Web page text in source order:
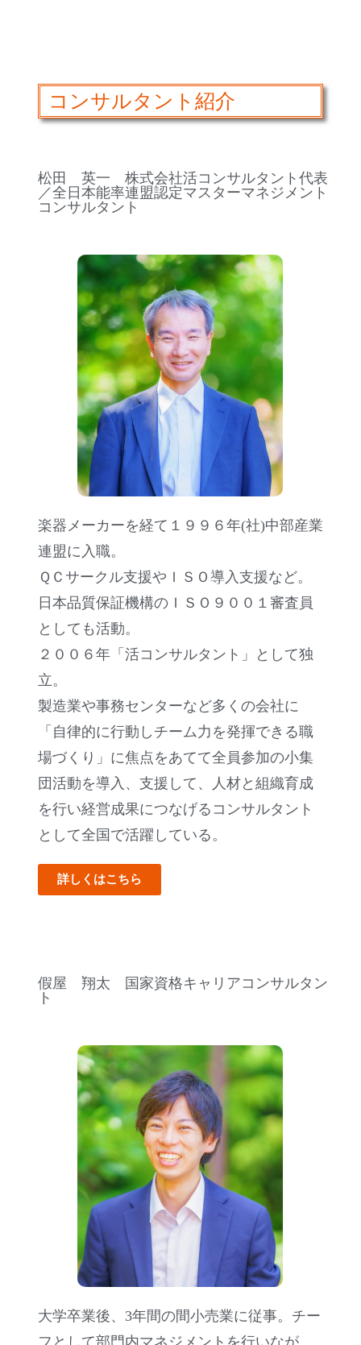
コンサルタント紹介
松田 英一 株式会社活コンサルタント代表
／全日本能率連盟認定マスターマネジメント
コンサルタント
楽器メーカーを経て１９９６年(社)中部産業
連盟に入職。
ＱＣサークル支援やＩＳＯ導入支援など。
日本品質保証機構のＩＳＯ９００１審査員
としても活動。
２００６年「活コンサルタント」として独
立。
製造業や事務センターなど多くの会社に
「自律的に行動しチーム力を発揮できる職
場づくり」に焦点をあてて全員参加の小集
団活動を導入、支援して、人材と組織育成
を行い経営成果につなげるコンサルタント
として全国で活躍している。
詳しくはこちら
假屋 翔太 国家資格キャリアコンサルタン
ト
大学卒業後、3年間の間小売業に従事。チー
フとして部門内マネジメントを行いなが